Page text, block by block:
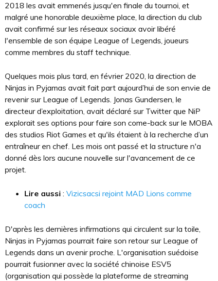
2018 les avait emmenés jusqu'en finale du tournoi, et
malgré une honorable deuxième place, la direction du club
avait confirmé sur les réseaux sociaux avoir libéré
l'ensemble de son équipe League of Legends, joueurs
comme membres du staff technique.
Quelques mois plus tard, en février 2020, la direction de
Ninjas in Pyjamas avait fait part aujourd’hui de son envie de
revenir sur League of Legends. Jonas Gundersen, le
directeur d’exploitation, avait déclaré sur Twitter que NiP
explorait ses options pour faire son come-back sur le MOBA
des studios Riot Games et qu'ils étaient à la recherche d’un
entraîneur en chef. Les mois ont passé et la structure n'a
donné dès lors aucune nouvelle sur l'avancement de ce
projet.
Lire aussi : Vizicsacsi rejoint MAD Lions comme
coach
D'après les dernières infirmations qui circulent sur la toile,
Ninjas in Pyjamas pourrait faire son retour sur League of
Legends dans un avenir proche. L'organisation suédoise
pourrait fusionner avec la société chinoise ESV5
(organisation qui possède la plateforme de streaming